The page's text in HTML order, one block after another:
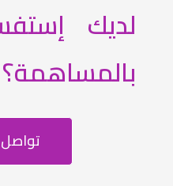
لديك
بالمساهمة؟